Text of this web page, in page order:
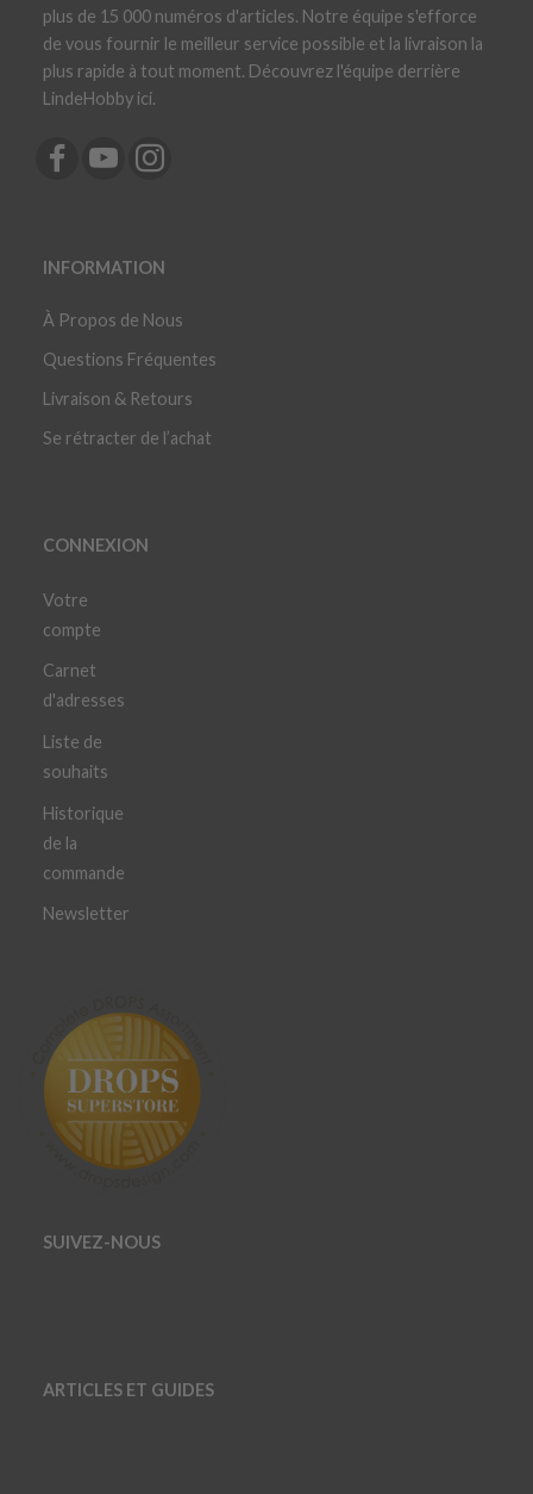
plus de 15 000 numéros d'articles. Notre équipe s'efforce
de vous fournir le meilleur service possible et la livraison la
plus rapide à tout moment. Découvrez l'équipe derrière
LindeHobby ici.
INFORMATION
À Propos de Nous
Questions Fréquentes
Livraison & Retours
Se rétracter de l’achat
CONNEXION
Votre
compte
Carnet
d'adresses
Liste de
souhaits
Historique
de la
commande
Newsletter
SUIVEZ-NOUS
ARTICLES ET GUIDES